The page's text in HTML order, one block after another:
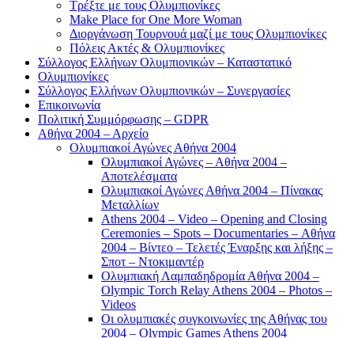
Τρέξτε με τους Ολυμπιονίκες
Make Place for One More Woman
Διοργάνωση Τουρνουά μαζί με τους Ολυμπιονίκες
Πόλεις Ακτές & Ολυμπιονίκες
Σύλλογος Ελλήνων Ολυμπιονικών – Καταστατικό
Ολυμπιονίκες
Σύλλογος Ελλήνων Ολυμπιονικών – Συνεργασίες
Επικοινωνία
Πολιτική Συμμόρφωσης – GDPR
Αθήνα 2004 – Αρχείο
Ολυμπιακοί Αγώνες Αθήνα 2004
Ολυμπιακοί Αγώνες – Αθήνα 2004 –
Αποτελέσματα
Ολυμπιακοί Αγώνες Αθήνα 2004 – Πίνακας
Μεταλλίων
Athens 2004 – Video – Opening and Closing
Ceremonies – Spots – Documentaries – Αθήνα
2004 – Βίντεο – Τελετές Έναρξης και λήξης –
Σποτ – Ντοκιμαντέρ
Ολυμπιακή Λαμπαδηδρομία Αθήνα 2004 –
Olympic Torch Relay Athens 2004 – Photos –
Videos
Οι ολυμπιακές συγκοινωνίες της Αθήνας του
2004 – Olympic Games Athens 2004